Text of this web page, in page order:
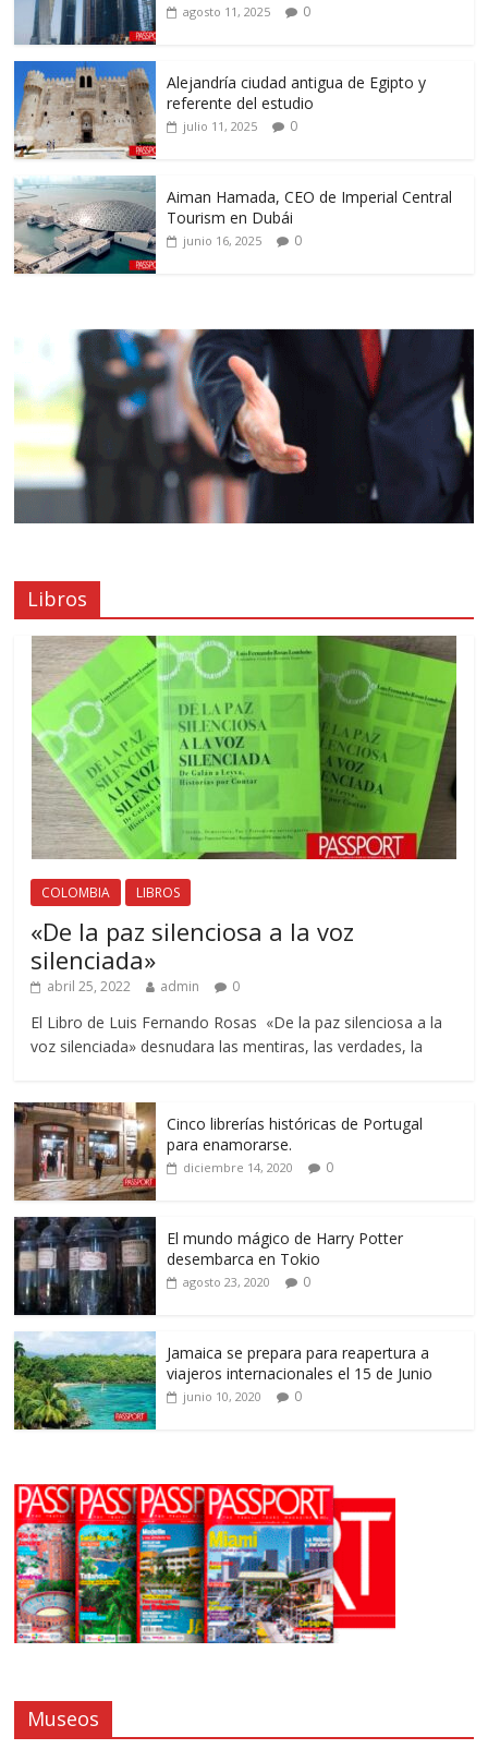
agosto 11, 2025 0
Alejandría ciudad antigua de Egipto y
referente del estudio
julio 11, 2025 0
Aiman Hamada, CEO de Imperial Central
Tourism en Dubái
junio 16, 2025 0
Libros
COLOMBIA LIBROS
«De la paz silenciosa a la voz
silenciada»
abril 25, 2022 admin 0
El Libro de Luis Fernando Rosas «De la paz silenciosa a la
voz silenciada» desnudara las mentiras, las verdades, la
Cinco librerías históricas de Portugal
para enamorarse.
diciembre 14, 2020 0
El mundo mágico de Harry Potter
desembarca en Tokio
agosto 23, 2020 0
Jamaica se prepara para reapertura a
viajeros internacionales el 15 de Junio
junio 10, 2020 0
Museos